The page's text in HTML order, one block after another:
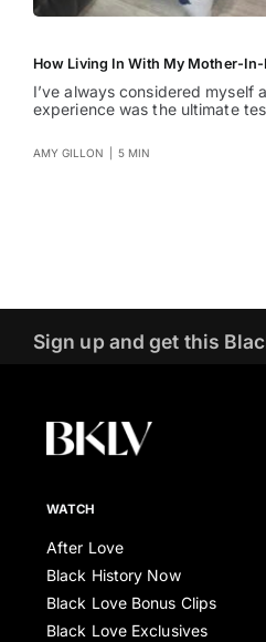
How Living In With My Mother-
I’ve always considered myself
experience was the ultimate
AMY GILLON 5 MIN
Sign up and get this
WATCH
After Love
Black History Now
Black Love Bonus Clips
Black Love Exclusives